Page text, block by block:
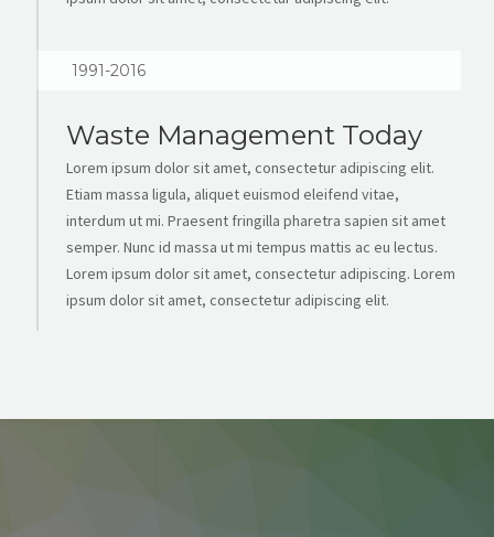
1991-2016
Waste Management Today
Lorem ipsum dolor sit amet, consectetur adipiscing elit.
Etiam massa ligula, aliquet euismod eleifend vitae,
interdum ut mi. Praesent fringilla pharetra sapien sit amet
semper. Nunc id massa ut mi tempus mattis ac eu lectus.
Lorem ipsum dolor sit amet, consectetur adipiscing. Lorem
ipsum dolor sit amet, consectetur adipiscing elit.